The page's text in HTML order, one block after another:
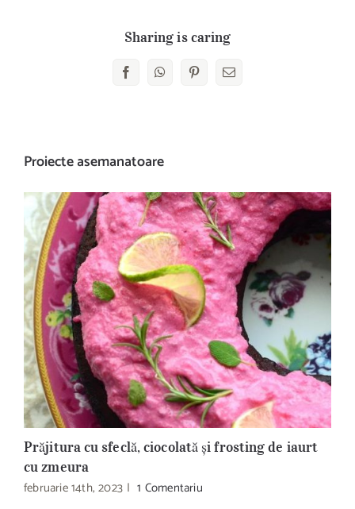
Sharing is caring
FacebookWhatsAppPinterest
E-
Proiecte asemanatoare
Prăjitura cu sfeclă, ciocolată și frosting de iaurt
cu zmeura
februarie 14th, 2023 | 1 Comentariu